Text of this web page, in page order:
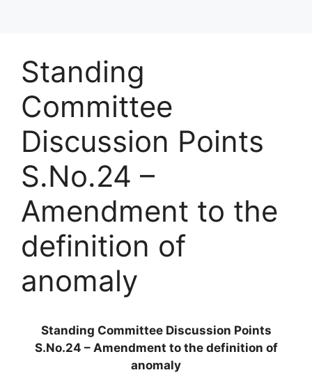
Standing
Committee
Discussion Points
S.No.24 –
Amendment to the
definition of
anomaly
Standing Committee Discussion Points
S.No.24 – Amendment to the definition of
anomaly